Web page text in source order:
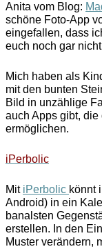
Anita vom Blog:
schöne Foto-App
eingefallen, dass
euch noch gar
Mich haben als
mit den bunten
Bild in unzählige
auch Apps gibt,
ermöglichen.
iPerbolic
Mit iPerbolic könnt
Android) in ein
banalsten
erstellen. In den
Muster verändern,